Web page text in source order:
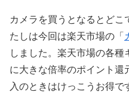
カメラを買うとなるとどこ
たしは今回は楽天市場の「
しました。楽天市場の各種
に大きな倍率のポイント還
入のときはけっこうお得で